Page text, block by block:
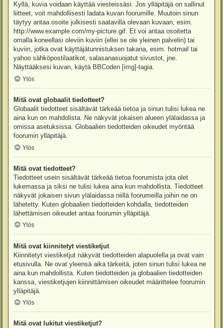
Kyllä, kuvia voidaan käyttää viesteissäsi. Jos ylläpitäjä on sallinut
liitteet, voit mahdollisesti ladata kuvan foorumille. Muutoin sinun
täytyy antaa osoite julkisesti saatavilla olevaan kuvaan, esim.
http://www.example.com/my-picture.gif. Et voi antaa osoitetta
omalla koneellasi oleviin kuviin (ellei se ole yleinen palvelin) tai
kuviin, jotka ovat käyttäjätunnistuksen takana, esim. hotmail tai
yahoo sähköpostilaatikot, salasanasuojatut sivustot, jne.
Näyttääksesi kuvan, käytä BBCoden [img]-tagia.
Ylös
Mitä ovat globaalit tiedotteet?
Globaalit tiedotteet sisältävät tärkeää tietoa ja sinun tulisi lukea ne
aina kun on mahdolista. Ne näkyvät jokaisen alueen ylälaidassa ja
omissa asetuksissa. Globaalien tiedotteiden oikeudet myöntää
foorumin ylläpitäjä.
Ylös
Mitä ovat tiedotteet?
Tiedotteet usein sisältävät tärkeää tietoa foorumista jota olet
lukemassa ja siksi ne tulisi lukea aina kun mahdollista. Tiedotteet
näkyvät jokaisen sivun ylälaidassa niillä foorumeilla joihin ne on
lähetetty. Kuten globaalien tiedotteiden kohdalla, tiedotteiden
lähettämisen oikeudet antaa foorumin ylläpitäjä.
Ylös
Mitä ovat kiinnitetyt viestiketjut
Kiinnitetyt viestiketjut näkyvät tiedotteiden alapuolella ja ovat vain
etusivulla. Ne ovat yleensä aika tärkeitä, joten sinun tulisi lukea ne
aina kun mahdollista. Kuten tiedotteiden ja globaalien tiedotteiden
kanssa, viestiketjujen kiinnittämisen oikeudet määrittelee foorumin
ylläpitäjä.
Ylös
Mitä ovat lukitut viestiketjut?